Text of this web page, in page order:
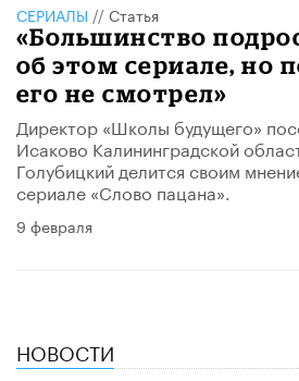
СЕРИАЛЫ // Статья
«Большинство
об этом сериале, но
его не смотрел»
Директор «Школы будущего»
Исаково Калининградской
Голубицкий делится своим
сериале «Слово пацана».
9 февраля
НОВОСТИ